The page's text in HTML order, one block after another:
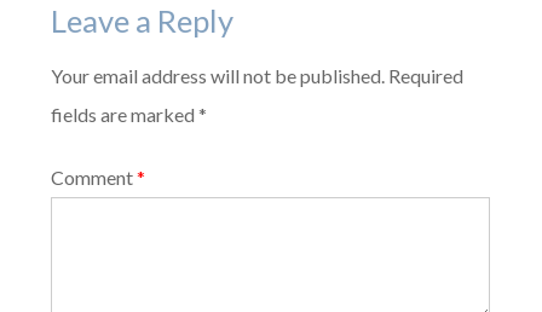
Leave a Reply
Your email address will not be published. Required
fields are marked *
Comment*